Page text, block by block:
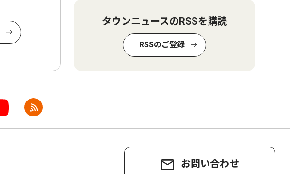
タウンニュースのRSSを購読
RSSのご登録
お問い合わせ